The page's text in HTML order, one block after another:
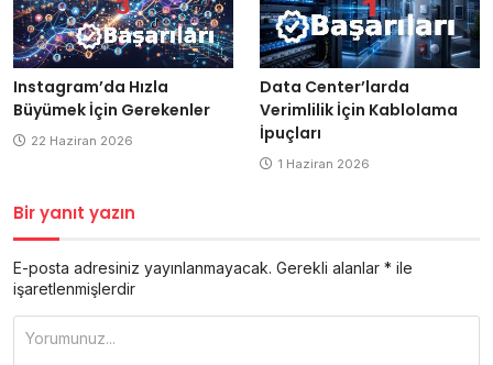
Instagram’da Hızla
Büyümek İçin Gerekenler
22 Haziran 2026
Data Center’larda
Verimlilik İçin Kablolama
İpuçları
1 Haziran 2026
Bir yanıt yazın
E-posta adresiniz yayınlanmayacak. Gerekli alanlar * ile
işaretlenmişlerdir